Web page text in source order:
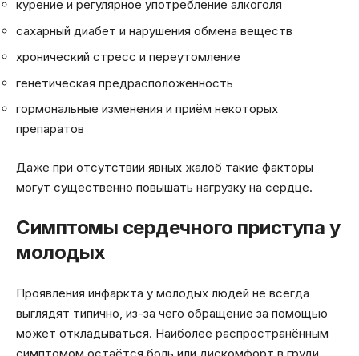
курение и регулярное употребление алкоголя
сахарный диабет и нарушения обмена веществ
хронический стресс и переутомление
генетическая предрасположенность
гормональные изменения и приём некоторых
препаратов
Даже при отсутствии явных жалоб такие факторы
могут существенно повышать нагрузку на сердце.
Симптомы сердечного приступа у
молодых
Проявления инфаркта у молодых людей не всегда
выглядят типично, из-за чего обращение за помощью
может откладываться. Наиболее распространённым